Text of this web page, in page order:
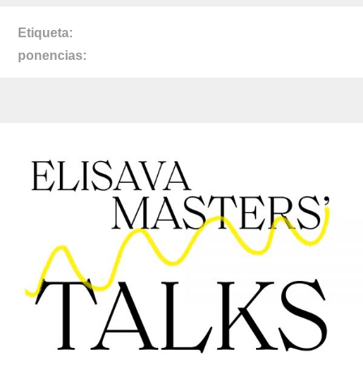
Etiqueta
ponencias